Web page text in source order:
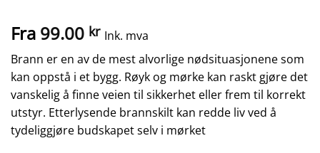
Fra 99.00 kr Ink. mva
Brann er en av de mest alvorlige nødsituasjonene som
kan oppstå i et bygg. Røyk og mørke kan raskt gjøre det
vanskelig å finne veien til sikkerhet eller frem til korrekt
utstyr. Etterlysende brannskilt kan redde liv ved å
tydeliggjøre budskapet selv i mørket